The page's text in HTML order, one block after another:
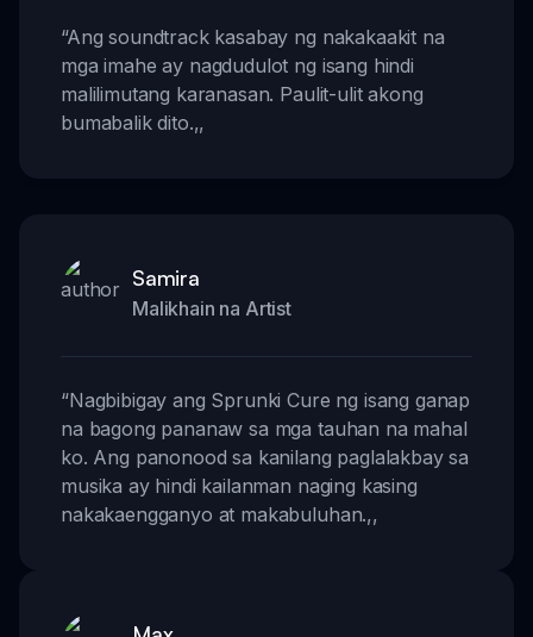
“Ang soundtrack kasabay ng nakakaakit na
mga imahe ay nagdudulot ng isang hindi
malilimutang karanasan. Paulit-ulit akong
bumabalik dito.,,
Samira
Malikhain na Artist
“Nagbibigay ang Sprunki Cure ng isang ganap
na bagong pananaw sa mga tauhan na mahal
ko. Ang panonood sa kanilang paglalakbay sa
musika ay hindi kailanman naging kasing
nakakaengganyo at makabuluhan.,,